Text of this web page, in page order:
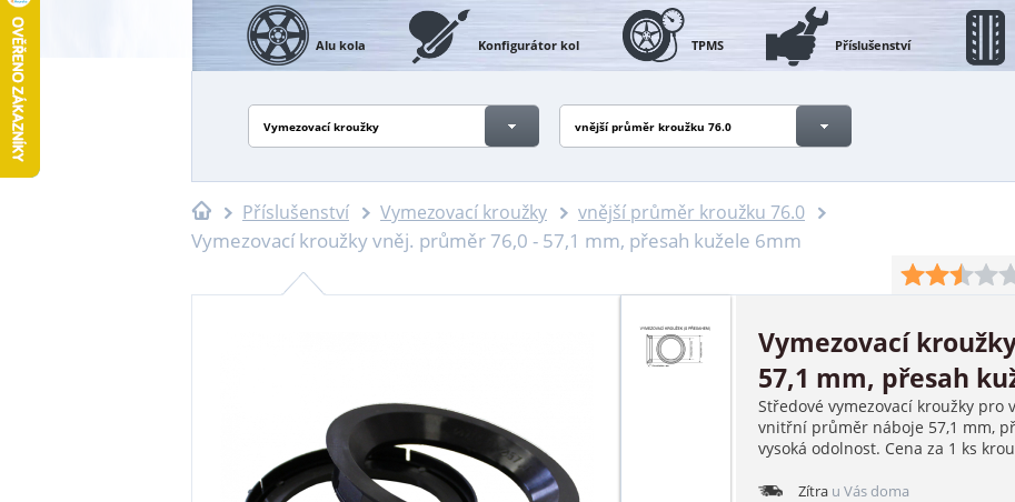
Alu kola Konfigurátor kol TPMS Příslušenství
Vymezovací kroužky vnější průměr kroužku 76.0
Příslušenství Vymezovací kroužky vnější průměr kroužku 76.0
Vymezovací kroužky vněj. průměr 76,0 - 57,1 mm, přesah kužele 6mm
Vymezovací
57,1 mm, přesah
Středové vymezovací kroužky
vnitřní průměr náboje 57,1 mm,
vysoká odolnost. Cena za 1 ks
Zítra u Vás doma